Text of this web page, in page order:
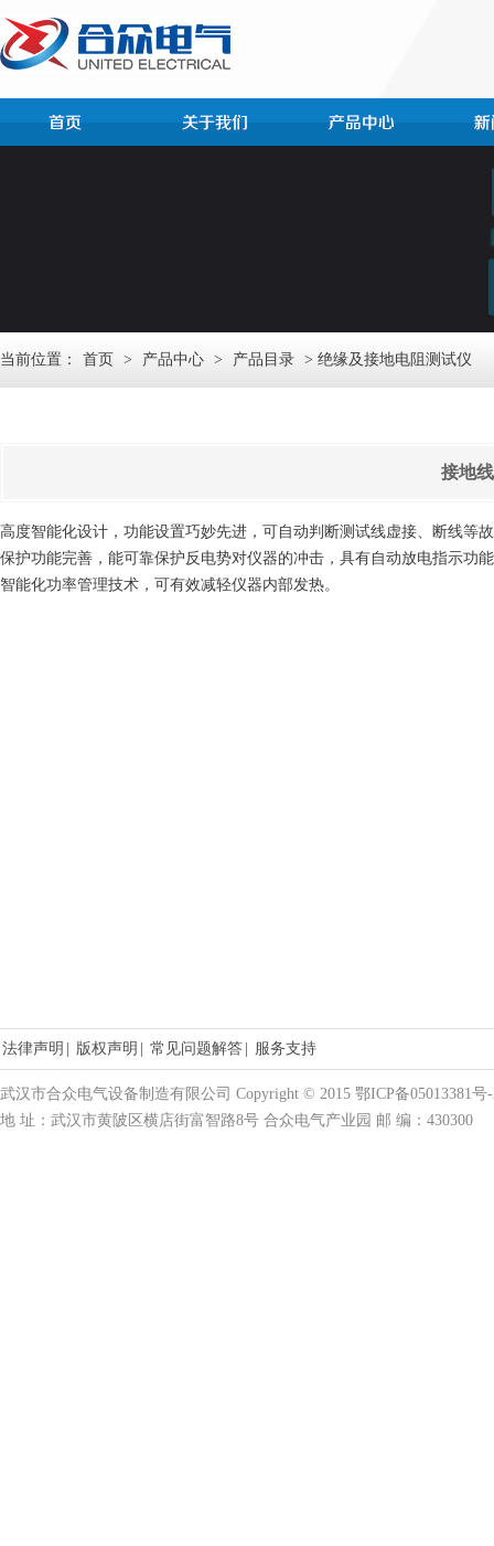
当前位置： 首页 > 产品中心 > 产品目录 > 绝缘及接地电阻测试仪
接地
高度智能化设计，功能设置巧妙先进，可自动判断测试线虚接、断线等
保护功能完善，能可靠保护反电势对仪器的冲击，具有自动放电指示功
智能化功率管理技术，可有效减轻仪器内部发热。
法律声明 版权声明 常见问题解答 服务支持
武汉市合众电气设备制造有限公司 Copyright © 2015 鄂ICP备05013381号
地 址：武汉市黄陂区横店街富智路8号 合众电气产业园 邮 编：430300